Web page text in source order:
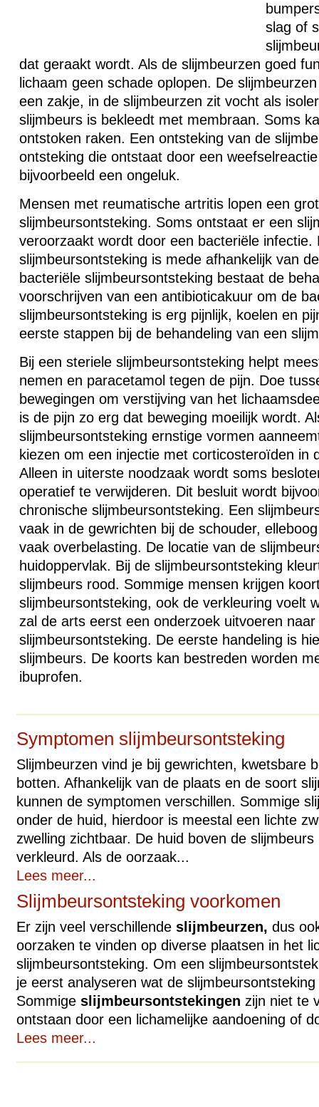
slag of
dat geraakt wordt. Als de slijmbeurzen goed
lichaam geen schade oplopen. De
een zakje, in de slijmbeurzen zit vocht als
slijmbeurs is bekleedt met membraan. Soms
ontstoken raken. Een ontsteking van de
ontsteking die ontstaat door een
bijvoorbeeld een ongeluk.
Mensen met reumatische artritis lopen een
slijmbeursontsteking. Soms ontstaat er een
veroorzaakt wordt door een bacteriële infectie.
slijmbeursontsteking is mede afhankelijk van
bacteriële slijmbeursontsteking bestaat de
voorschrijven van een antibioticakuur om de
slijmbeursontsteking is erg pijnlijk, koelen en
eerste stappen bij de behandeling van een
Bij een steriele slijmbeursontsteking helpt
nemen en paracetamol tegen de pijn. Doe
bewegingen om verstijving van het
is de pijn zo erg dat beweging moeilijk wordt.
slijmbeursontsteking ernstige vormen
kiezen om een injectie met corticosteroïden in
Alleen in uiterste noodzaak wordt soms
operatief te verwijderen. Dit besluit wordt
chronische slijmbeursontsteking. Een
vaak in de gewrichten bij de schouder,
vaak overbelasting. De locatie van de
huidoppervlak. Bij de slijmbeursontsteking
slijmbeurs rood. Sommige mensen krijgen
slijmbeursontsteking, ook de verkleuring voelt
zal de arts eerst een onderzoek uitvoeren
slijmbeursontsteking. De eerste handeling is
slijmbeurs. De koorts kan bestreden worden
ibuprofen.
Symptomen slijmbeursontsteking
Slijmbeurzen vind je bij gewrichten, kwetsbare
botten. Afhankelijk van de plaats en de soort
kunnen de symptomen verschillen. Sommige
onder de huid, hierdoor is meestal een lichte
zwelling zichtbaar. De huid boven de slijmbeurs
verkleurd. Als de oorzaak...
Lees meer...
Slijmbeursontsteking voorkomen
Er zijn veel verschillende slijmbeurzen, dus
oorzaken te vinden op diverse plaatsen in het
slijmbeursontsteking. Om een
je eerst analyseren wat de
Sommige slijmbeursontstekingen zijn niet te
ontstaan door een lichamelijke aandoening of
Lees meer...